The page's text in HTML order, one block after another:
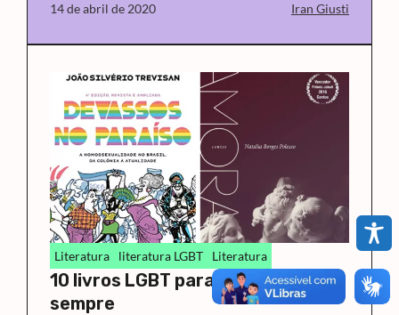
14 de abril de 2020 Iran Giusti
Literatura literatura LGBT Literatura
10 livros LGBT para ler hoje e
sempre